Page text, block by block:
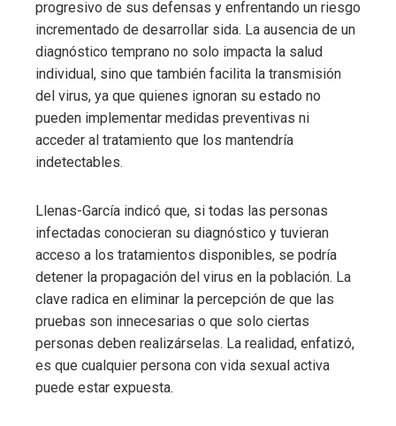
progresivo de sus defensas y enfrentando un riesgo
incrementado de desarrollar sida. La ausencia de un
diagnóstico temprano no solo impacta la salud
individual, sino que también facilita la transmisión
del virus, ya que quienes ignoran su estado no
pueden implementar medidas preventivas ni
acceder al tratamiento que los mantendría
indetectables.
Llenas-García indicó que, si todas las personas
infectadas conocieran su diagnóstico y tuvieran
acceso a los tratamientos disponibles, se podría
detener la propagación del virus en la población. La
clave radica en eliminar la percepción de que las
pruebas son innecesarias o que solo ciertas
personas deben realizárselas. La realidad, enfatizó,
es que cualquier persona con vida sexual activa
puede estar expuesta.